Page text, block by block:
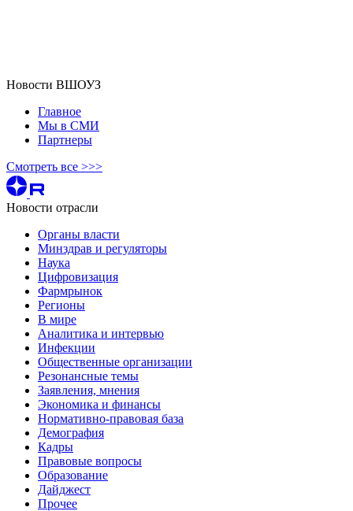
Новости ВШОУЗ
Главное
Мы в СМИ
Партнеры
Смотреть все >>>
Новости отрасли
Органы власти
Минздрав и регуляторы
Наука
Цифровизация
Фармрынок
Регионы
В мире
Аналитика и интервью
Инфекции
Общественные организации
Резонансные темы
Заявления, мнения
Экономика и финансы
Нормативно-правовая база
Демография
Кадры
Правовые вопросы
Образование
Дайджест
Прочее